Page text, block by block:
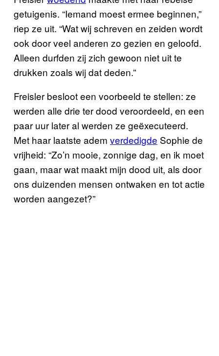
getuigenis. “Iemand moest ermee beginnen,”
riep ze uit. “Wat wij schreven en zeiden wordt
ook door veel anderen zo gezien en geloofd.
Alleen durfden zij zich gewoon niet uit te
drukken zoals wij dat deden.”
Freisler besloot een voorbeeld te stellen: ze
werden alle drie ter dood veroordeeld, en een
paar uur later al werden ze geëxecuteerd.
Met haar laatste adem verdedigde Sophie de
vrijheid: “Zo’n mooie, zonnige dag, en ik moet
gaan, maar wat maakt mijn dood uit, als door
ons duizenden mensen ontwaken en tot actie
worden aangezet?”